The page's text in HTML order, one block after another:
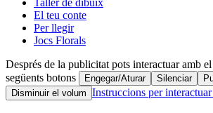
El teu conte
Per llegir
Jocs Florals
Després de la publicitat pots interactuar amb
següents botons
Engegar/Aturar Silenciar
Disminuir el volum Instruccions per